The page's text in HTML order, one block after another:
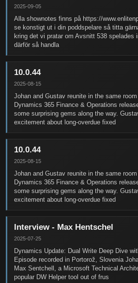
2025-09-05
Alla shownotes finns på https://
se konstigt ut i din poddspelare så titta
kring det vi pratar om Avsnitt 538 spelades
därför så handla
10.0.44
2025-08-15
Johan and Gustav reunite in the same
Dynamics 365 Finance & Operations
some surprising gems along the way.
excitement about long-overdue fixed
10.0.44
2025-08-15
Johan and Gustav reunite in the same
Dynamics 365 Finance & Operations
some surprising gems along the way.
excitement about long-overdue fixed
Interview - Max Hentschel
2025-07-25
Dynamics Update: Dual Write Deep Dive
Episode recorded in Portorož, Slovenia
Max Sentchell, a Microsoft Technical
popular DW Helper tool out of frus